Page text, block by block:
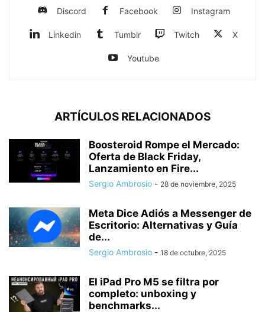
Discord Facebook Instagram
Linkedin Tumblr Twitch X
Youtube
ARTÍCULOS RELACIONADOS
Boosteroid Rompe el Mercado:
Oferta de Black Friday,
Lanzamiento en Fire...
Sergio Ambrosio - 28 de noviembre, 2025
Meta Dice Adiós a Messenger de
Escritorio: Alternativas y Guía
de...
Sergio Ambrosio - 18 de octubre, 2025
El iPad Pro M5 se filtra por
completo: unboxing y
benchmarks...